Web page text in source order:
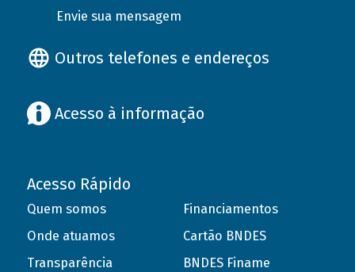
Envie sua mensagem
Outros telefones e endereços
Acesso à informação
Acesso Rápido
Quem somos
Onde atuamos
Transparência
Financiamentos
Cartão BNDES
BNDES Finame